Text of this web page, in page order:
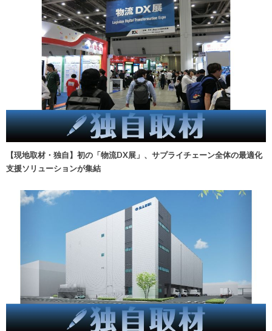
【現地取材・独自】初の「物流DX展」、サプライチェーン全体の最適化
支援ソリューションが集結